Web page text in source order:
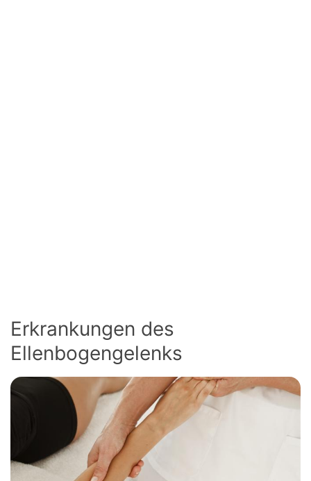
Erkrankungen des
Ellenbogengelenks